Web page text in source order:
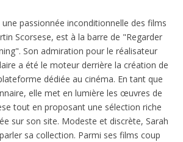
une passionnée inconditionnelle des films
Scorsese, est à la barre de "Regarder
Son admiration pour le réalisateur
a été le moteur derrière la création de
dédiée au cinéma. En tant que
elle met en lumière les œuvres de
tout en proposant une sélection riche
sur son site. Modeste et discrète, Sarah
sa collection. Parmi ses films coup